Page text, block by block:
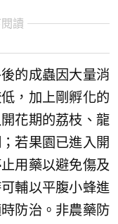
讀
的成蟲因大量消
，加上剛孵化的
花期的荔枝、龍
若果園已進入開
用藥以避免傷及
輔以平腹小蜂進
防治。非農藥防